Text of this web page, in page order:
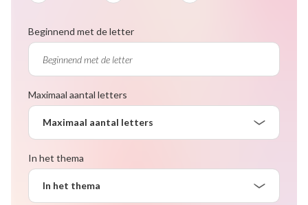
Beginnend met de letter
Maximaal aantal letters
Maximaal aantal letters
In het thema
In het thema